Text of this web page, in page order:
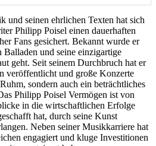
und seinen ehrlichen Texten hat sich
Philipp Poisel einen dauerhaften
Fans gesichert. Bekannt wurde er
Balladen und seine einzigartige
geht. Seit seinem Durchbruch hat er
veröffentlicht und große Konzerte
sondern auch ein beträchtliches
Philipp Poisel Vermögen ist von
in die wirtschaftlichen Erfolge
hat, durch seine Kunst
Neben seiner Musikkarriere hat
engagiert und kluge Investitionen